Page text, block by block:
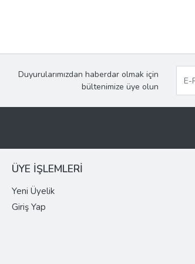
Duyurularımızdan haberdar olmak için
bültenimize üye olun
ÜYE İŞLEMLERİ
Yeni Üyelik
Giriş Yap